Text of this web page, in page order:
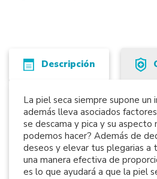
Descripción
La piel seca siempre supone un
además lleva asociados
se descama y pica y su aspecto
podemos hacer? Además de
deseos y elevar tus plegarias a
una manera efectiva de
es lo que ayudará a que la piel